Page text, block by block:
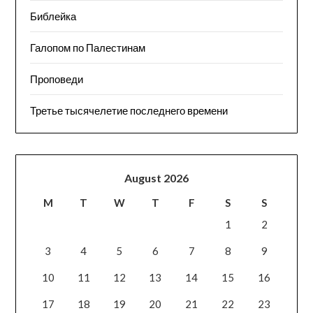
Библейка
Галопом по Палестинам
Проповеди
Третье тысячелетие последнего времени
August 2026
M T W T F S
S
1
2
3 4 5 6 7 8 9
10 11 12 13 14 15 16
17 18 19 20 21 22 23